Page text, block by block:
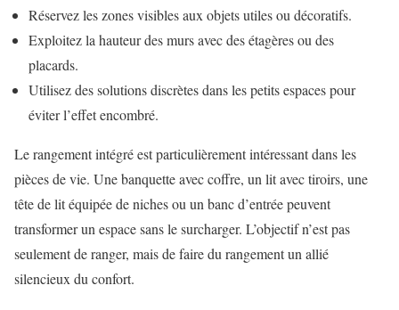
Réservez les zones visibles aux objets utiles ou décoratifs.
Exploitez la hauteur des murs avec des étagères ou des
placards.
Utilisez des solutions discrètes dans les petits espaces pour
éviter l’effet encombré.
Le rangement intégré est particulièrement intéressant dans les
pièces de vie. Une banquette avec coffre, un lit avec tiroirs, une
tête de lit équipée de niches ou un banc d’entrée peuvent
transformer un espace sans le surcharger. L’objectif n’est pas
seulement de ranger, mais de faire du rangement un allié
silencieux du confort.